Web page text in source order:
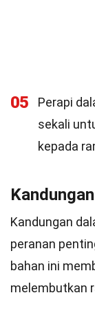
05
Perapi
sekali
kepada
Kandungan
peranan
bahan ini
melembutkan